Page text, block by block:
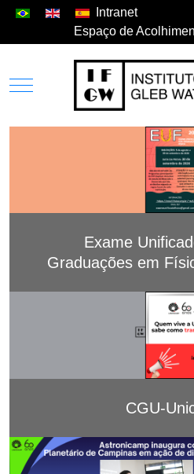
Intranet
Espaço de
Exame
Graduações em
CGU-